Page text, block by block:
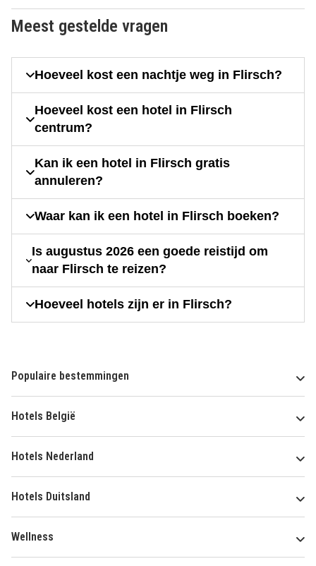
Meest gestelde vragen
Hoeveel kost een nachtje weg in Flirsch?
Hoeveel kost een hotel in Flirsch
centrum?
Kan ik een hotel in Flirsch gratis
annuleren?
Waar kan ik een hotel in Flirsch boeken?
Is augustus 2026 een goede reistijd om
naar Flirsch te reizen?
Hoeveel hotels zijn er in Flirsch?
Populaire bestemmingen
Hotels België
Hotels Nederland
Hotels Duitsland
Wellness